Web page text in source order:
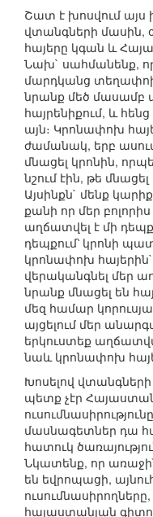
Շատ է խոսվում
վտանգների մասին,
հայերը կգան և
Նախ` սահմանենք,
մարդկանց
նրանք մեծ մասամբ
հայրենիքում, և հենց
այն։ Կրոնափոխ
ժամանակ, երբ
մնացել կրոնին,
նշում էին, թե
Այսինքն` մենք
քանի որ մեր բոլորիս
աղճատվել է մի
դեպքում՝ կրոնի
կրոնափոխ
վերականգնել մեր
նրանք մնացել են
մեզ համար
այցելում մեր
երկուստեք
նաև կրոնափոխ
Խոսելով
պետք չէր
մասնագետներ դա
հատուկ
Նկատենք, որ
են եվրոպացի,
հայաստանյան